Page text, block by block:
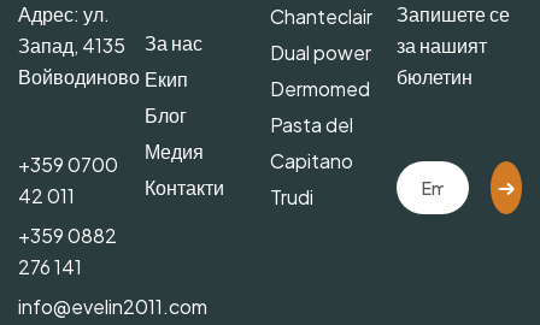
Адрес: ул.
Запад, 4135
Войводиново
+359 0700
42 011
+359 0882
276 141
info@evelin2011.com
За нас
Екип
Блог
Медия
Контакти
Chanteclair
Dual power
Dermomed
Pasta del
Capitano
Trudi
Запишете се
за нашият
бюлетин